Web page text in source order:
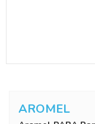
AROMEL